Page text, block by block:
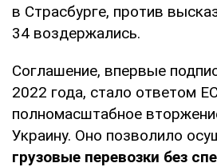
в Страсбурге, против
34 воздержались.
Соглашение, впервые
2022 года, стало ответом
полномасштабное
Украину. Оно позволило
грузовые перевозки без